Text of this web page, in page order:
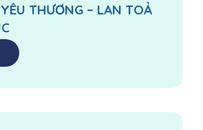
THƯƠNG – LAN TOẢ